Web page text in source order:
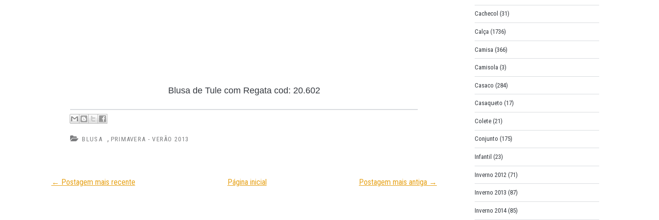
Blusa de Tule com Regata cod: 20.602
BLUSA , PRIMAVERA - VERÃO 2013
← Postagem mais recente Postagem mais antiga →
Página inicial
Cachecol (31)
Calça (1736)
Camisa (366)
Camisola (3)
Casaco (284)
Casaqueto (17)
Colete (21)
Conjunto (175)
Infantil (23)
Inverno 2012 (71)
Inverno 2013 (87)
Inverno 2014 (85)